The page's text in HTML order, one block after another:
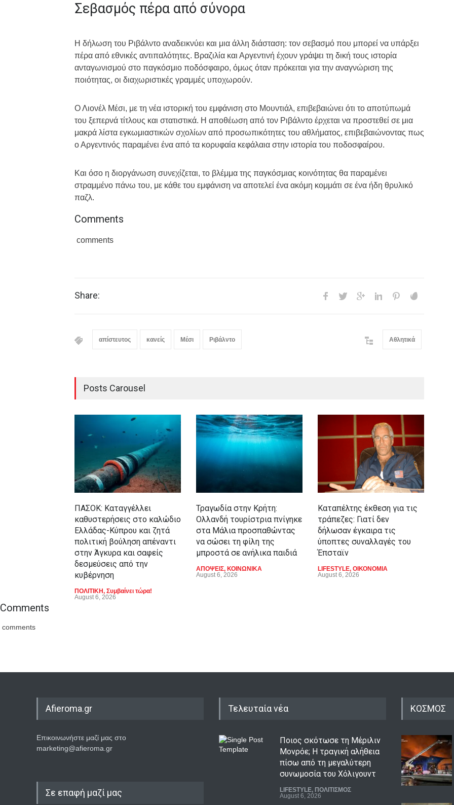
Σεβασμός πέρα από σύνορα
Η δήλωση του Ριβάλντο αναδεικνύει και μια άλλη διάσταση: τον σεβασμό που μπορεί να υπάρξει
πέρα από εθνικές αντιπαλότητες. Βραζιλία και Αργεντινή έχουν γράψει τη δική τους ιστορία
ανταγωνισμού στο παγκόσμιο ποδόσφαιρο, όμως όταν πρόκειται για την αναγνώριση της
ποιότητας, οι διαχωριστικές γραμμές υποχωρούν.
Ο Λιονέλ Μέσι, με τη νέα ιστορική του εμφάνιση στο Μουντιάλ, επιβεβαιώνει ότι το αποτύπωμά
του ξεπερνά τίτλους και στατιστικά. Η αποθέωση από τον Ριβάλντο έρχεται να προστεθεί σε μια
μακρά λίστα εγκωμιαστικών σχολίων από προσωπικότητες του αθλήματος, επιβεβαιώνοντας πως
ο Αργεντινός παραμένει ένα από τα κορυφαία κεφάλαια στην ιστορία του ποδοσφαίρου.
Και όσο η διοργάνωση συνεχίζεται, το βλέμμα της παγκόσμιας κοινότητας θα παραμένει
στραμμένο πάνω του, με κάθε του εμφάνιση να αποτελεί ένα ακόμη κομμάτι σε ένα ήδη θρυλικό
παζλ.
Comments
comments
Share:
απίστευτος κανείς Μέσι Ριβάλντο Αθλητικά
Posts Carousel
ΠΑΣΟΚ: Καταγγέλλει
καθυστερήσεις στο καλώδιο
Ελλάδας-Κύπρου και ζητά
πολιτική βούληση απέναντι
στην Άγκυρα και σαφείς
δεσμεύσεις από την
κυβέρνηση
ΠΟΛΙΤΙΚΗ, Συμβαίνει τώρα!
August 6, 2026
Τραγωδία στην Κρήτη:
Ολλανδή τουρίστρια πνίγηκε
στα Μάλια προσπαθώντας
να σώσει τη φίλη της
μπροστά σε ανήλικα παιδιά
ΑΠΟΨΕΙΣ, ΚΟΙΝΩΝΙΚΑ
August 6, 2026
Καταπέλτης έκθεση για τις
τράπεζες: Γιατί δεν
δήλωσαν έγκαιρα τις
ύποπτες συναλλαγές του
Έπσταϊν
LIFESTYLE, ΟΙΚΟΝΟΜΙΑ
August 6, 2026
Comments
comments
Afieroma.gr
Επικοινωνήστε μαζί μας στο
marketing@afieroma.gr
Σε επαφή μαζί μας
Τελευταία νέα
Ποιος σκότωσε τη Μέριλιν
Μονρόε; Η τραγική αλήθεια
πίσω από τη μεγαλύτερη
συνωμοσία του Χόλιγουντ
LIFESTYLE, ΠΟΛΙΤΙΣΜΟΣ
August 6, 2026
ΚΟΣΜΟΣ